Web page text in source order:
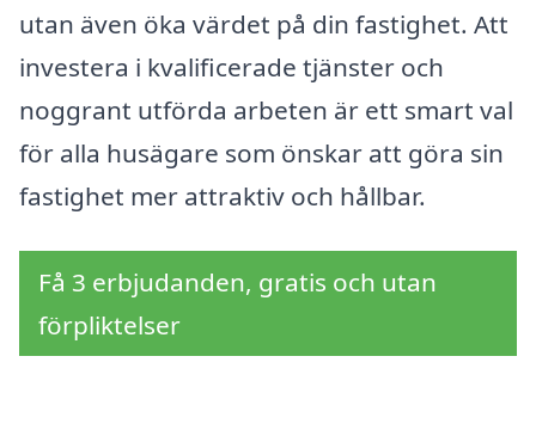
utan även öka värdet på din fastighet. Att
investera i kvalificerade tjänster och
noggrant utförda arbeten är ett smart val
för alla husägare som önskar att göra sin
fastighet mer attraktiv och hållbar.
Få 3 erbjudanden, gratis och utan
förpliktelser